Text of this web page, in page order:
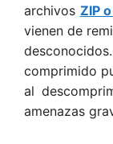
archivos ZIP
vienen de
comprimido
al
amenazas